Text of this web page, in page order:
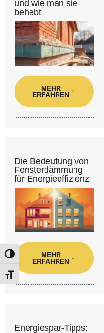
Umschalten auf hohe Kontraste
Schrift vergrößern
und wie man sie
behebt
MEHR
ERFAHREN
Die Bedeutung von
Fensterdämmung
für Energieeffizienz
MEHR
ERFAHREN
Energiespar-Tipps: